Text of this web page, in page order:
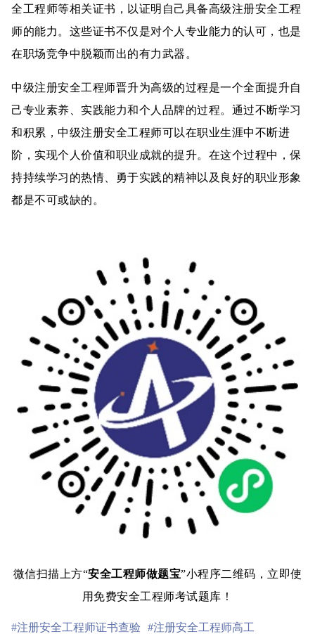
全工程师等相关证书，以证明自己具备高级注册安全工程
师的能力。这些证书不仅是对个人专业能力的认可，也是
在职场竞争中脱颖而出的有力武器。
中级注册安全工程师晋升为高级的过程是一个全面提升自
己专业素养、实践能力和个人品牌的过程。通过不断学习
和积累，中级注册安全工程师可以在职业生涯中不断进
阶，实现个人价值和职业成就的提升。在这个过程中，保
持持续学习的热情、勇于实践的精神以及良好的职业形象
都是不可或缺的。
微信扫描上方“安全工程师做题宝”小程序二维码，立即使
用免费安全工程师考试题库！
#注册安全工程师证书查验
#注册安全工程师高工